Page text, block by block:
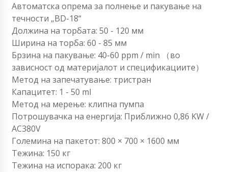
Автоматска опрема за полнење и пакување на
течности „BD-18“
Должина на торбата: 50 - 120 мм
Ширина на торба: 60 ​​- 85 мм
Брзина на пакување: 40-60 ppm / min （во
зависност од материјалот и спецификациите）
Метод на запечатување: тристран
Капацитет: 1 - 50 ml
Метод на мерење: клипна пумпа
Потрошувачка на енергија: Приближно 0,86 KW /
AC380V
Големина на пакетот: 800 × 700 × 1600 мм
Тежина: 150 кг
Тежина на испорака: 200 кг